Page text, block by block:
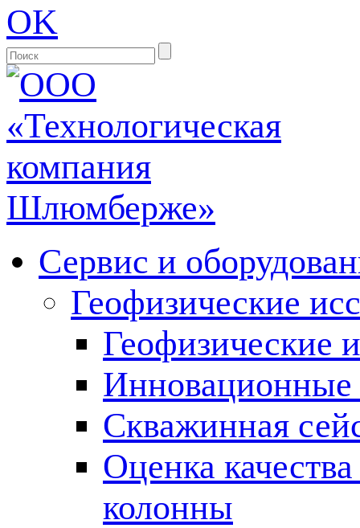
OK
Сервис и
Геофизические
Геофизические
Инновационные
Скважинная
Оценка
колонны